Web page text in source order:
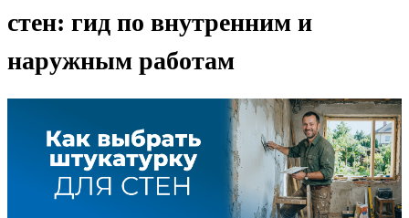
стен: гид по внутренним и
наружным работам